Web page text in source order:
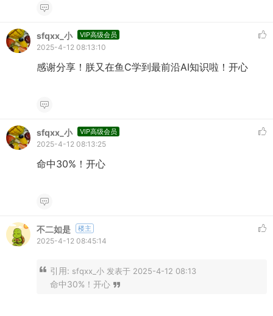
sfqxx_小 VIP高级会员
2025-4-12 08:13:10
感谢分享！朕又在鱼C学到最前沿AI知识啦！开心
sfqxx_小 VIP高级会员
2025-4-12 08:13:25
命中30%！开心
不二如是 楼主
2025-4-12 08:45:14
引用: sfqxx_小 发表于 2025-4-12 08:13
命中30%！开心